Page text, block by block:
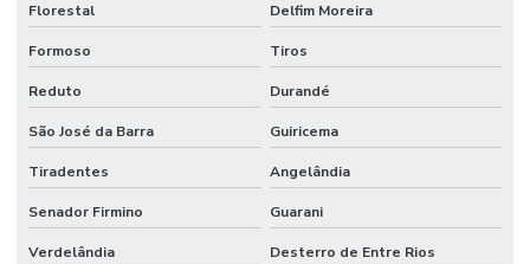
Florestal Delfim Moreira
Formoso Tiros
Reduto Durandé
São José da Barra Guiricema
Tiradentes Angelândia
Senador Firmino Guarani
Verdelândia Desterro de Entre Rios